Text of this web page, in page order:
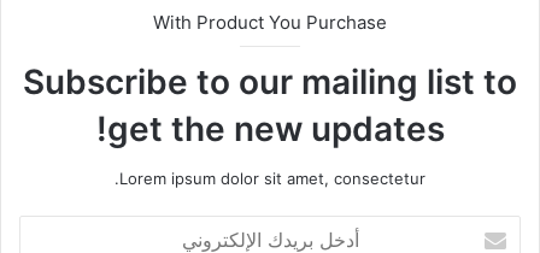
With Product You Purchase
Subscribe to our mailing list to
get the new updates!
Lorem ipsum dolor sit amet, consectetur.